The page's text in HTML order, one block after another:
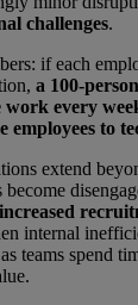
challenges.
if each
a 100-
every
employees to
extend
become
internal
teams spend